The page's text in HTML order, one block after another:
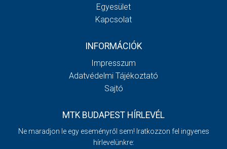
Egyesület
Kapcsolat
INFORMÁCIÓK
Impresszum
Adatvédelmi Tájékoztató
Sajtó
MTK BUDAPEST HÍRLEVÉL
Ne maradjon le egy eseményről sem! Iratkozzon fel ingyenes
hírlevelünkre: